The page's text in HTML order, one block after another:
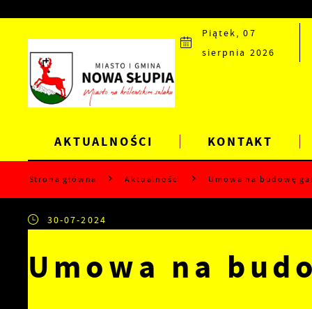
Piątek, 07
sierpnia 2026
AKTUALNOŚCI KONTAKT
Strona główna Aktualności Umowa na budowę
30-07-2024
Umowa na